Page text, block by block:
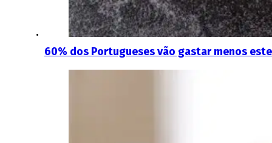
60% dos Portugueses vão gastar menos